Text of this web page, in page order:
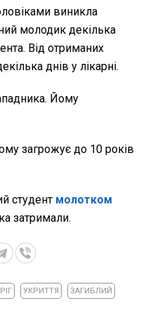
виникла
молодик декілька
Від отриманих
днів у лікарні.
Йому
загрожує до 10 років
студент молотком
затримали.
УКРИТТЯ ЗАГИБЛИЙ